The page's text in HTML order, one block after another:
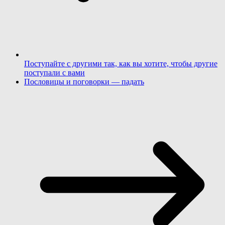
Поступайте с другими так, как вы хотите, чтобы другие
поступали с вами
Пословицы и поговорки — падать